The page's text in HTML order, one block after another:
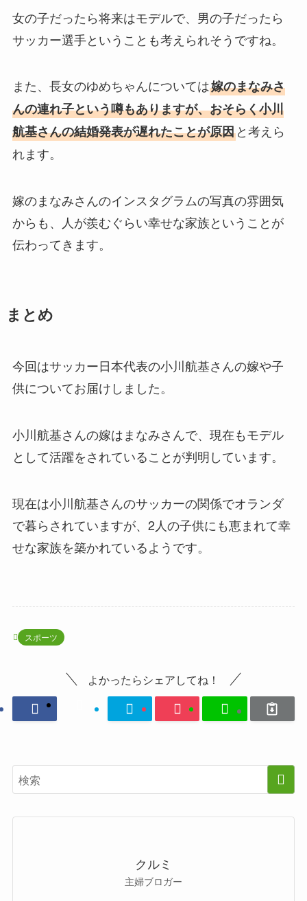
女の子だったら将来はモデルで、男の子だったら
サッカー選手ということも考えられそうですね。
また、長女のゆめちゃんについては嫁のまなみさ
んの連れ子という噂もありますが、おそらく小川
航基さんの結婚発表が遅れたことが原因と考えら
れます。
嫁のまなみさんのインスタグラムの写真の雰囲気
からも、人が羨むぐらい幸せな家族ということが
伝わってきます。
まとめ
今回はサッカー日本代表の小川航基さんの嫁や子
供についてお届けしました。
小川航基さんの嫁はまなみさんで、現在もモデル
として活躍をされていることが判明しています。
現在は小川航基さんのサッカーの関係でオランダ
で暮らされていますが、2人の子供にも恵まれて幸
せな家族を築かれているようです。
スポーツ
よかったらシェアしてね！
クルミ
主婦ブロガー